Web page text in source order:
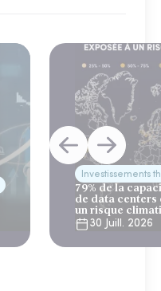
Investissements
79% de la
de data centers
un risque
30 Juill. 2026